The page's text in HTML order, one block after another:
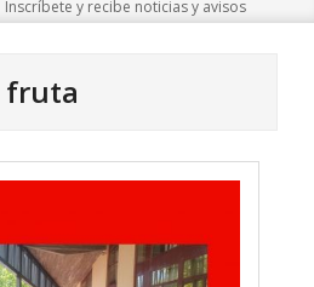
y recibe noticias y avisos
fruta